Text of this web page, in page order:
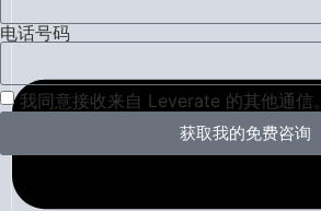
电话号码
我同意接收来自 Leverate 的其他通信。
获取我的免费咨询